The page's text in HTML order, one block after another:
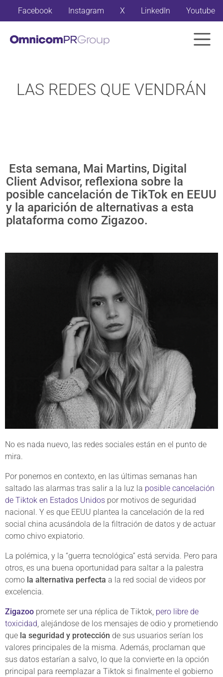
Facebook Instagram X LinkedIn Youtube
LAS REDES QUE VENDRÁN
Esta semana, Mai Martins, Digital
Client Advisor, reflexiona sobre la
posible cancelación de TikTok en EEUU
y la aparición de alternativas a esta
plataforma como Zigazoo.
No es nada nuevo, las redes sociales están en el punto de
mira.
Por ponernos en contexto, en las últimas semanas han
saltado las alarmas tras salir a la luz la posible cancelación
de Tiktok en Estados Unidos por motivos de seguridad
nacional. Y es que EEUU plantea la cancelación de la red
social china acusándola de la filtración de datos y de actuar
como chivo expiatorio.
La polémica, y la “guerra tecnológica” está servida. Pero para
otros, es una buena oportunidad para saltar a la palestra
como la alternativa perfecta a la red social de videos por
excelencia.
Zigazoo promete ser una réplica de Tiktok, pero libre de
toxicidad, alejándose de los mensajes de odio y prometiendo
que la seguridad y protección de sus usuarios serían los
valores principales de la misma. Además, proclaman que
sus datos estarían a salvo, lo que la convierte en la opción
principal para reemplazar a Tiktok si finalmente el gobierno